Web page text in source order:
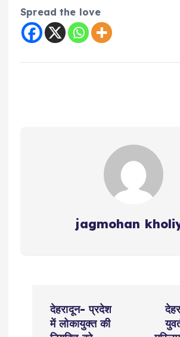
Spread the love
jagmohan
देहरादून- प्रदेश
में लोकायुक्त की